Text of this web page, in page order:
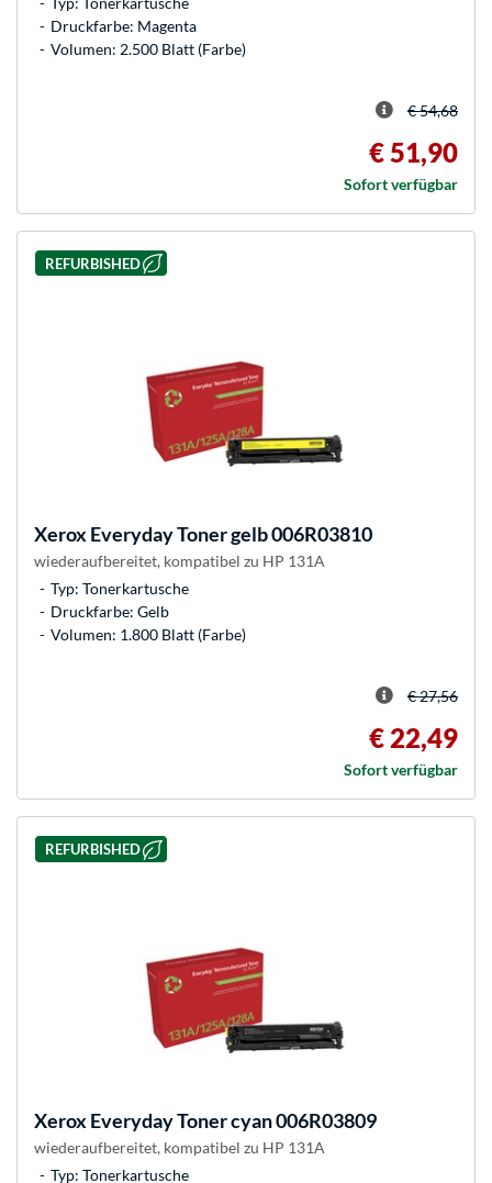
Druckfarbe: Magenta
Volumen: 2.500 Blatt (Farbe)
€ 54,68
€ 51,90
Sofort verfügbar
REFURBISHED
XeroxEveryday Toner gelb 006R03810
wiederaufbereitet, kompatibel zu HP 131A
Typ: Tonerkartusche
Druckfarbe: Gelb
Volumen: 1.800 Blatt (Farbe)
€ 27,56
€ 22,49
Sofort verfügbar
REFURBISHED
XeroxEveryday Toner cyan 006R03809
wiederaufbereitet, kompatibel zu HP 131A
Typ: Tonerkartusche